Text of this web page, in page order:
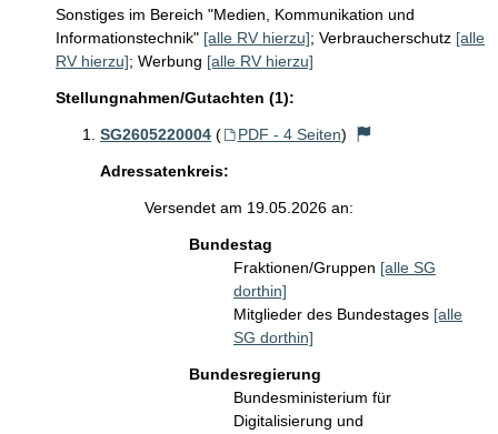
Sonstiges im Bereich "Medien, Kommunikation und
Informationstechnik" [alle RV hierzu]; Verbraucherschutz [alle
RV hierzu]; Werbung [alle RV hierzu]
Stellungnahmen/Gutachten (1):
SG2605220004 ( PDF - 4 Seiten)
Adressatenkreis:
Versendet am 19.05.2026 an:
Bundestag
Fraktionen/Gruppen [alle SG
dorthin]
Mitglieder des Bundestages [alle
SG dorthin]
Bundesregierung
Bundesministerium für
Digitalisierung und